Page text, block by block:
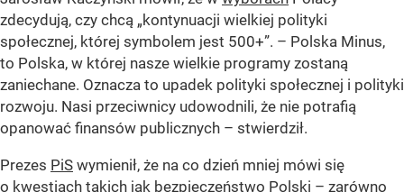
zdecydują, czy chcą „kontynuacji wielkiej polityki
społecznej, której symbolem jest 500+”. – Polska Minus,
to Polska, w której nasze wielkie programy zostaną
zaniechane. Oznacza to upadek polityki społecznej i polityki
rozwoju. Nasi przeciwnicy udowodnili, że nie potrafią
opanować finansów publicznych – stwierdził.
Prezes PiS wymienił, że na co dzień mniej mówi się
o kwestiach takich jak bezpieczeństwo Polski – zarówno